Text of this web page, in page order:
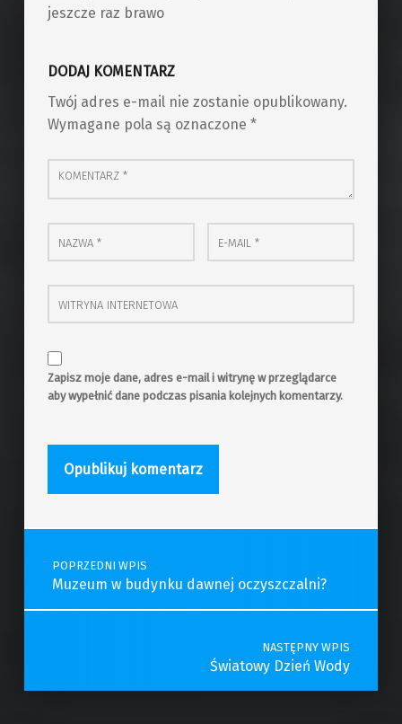
jeszcze raz brawo
DODAJ KOMENTARZ
Twój adres e-mail nie zostanie opublikowany.
Wymagane pola są oznaczone *
Komentarz
*
Nazwa
* E-mail
*
Witryna internetowa
Zapisz moje dane, adres e-mail i witrynę w przeglądarce
aby wypełnić dane podczas pisania kolejnych komentarzy.
Post navigation
POPRZEDNI WPIS
Muzeum w budynku dawnej oczyszczalni?
NASTĘPNY WPIS
Światowy Dzień Wody